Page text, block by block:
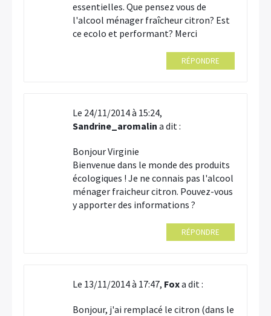
essentielles. Que pensez vous de
l'alcool ménager fraîcheur citron? Est
ce ecolo et performant? Merci
RÉPONDRE
Le 24/11/2014 à 15:24,
Sandrine_aromalin a dit :
Bonjour Virginie
Bienvenue dans le monde des produits
écologiques ! Je ne connais pas l'alcool
ménager fraicheur citron. Pouvez-vous
y apporter des informations ?
RÉPONDRE
Le 13/11/2014 à 17:47, Foxa dit :
Bonjour, j'ai remplacé le citron (dans le